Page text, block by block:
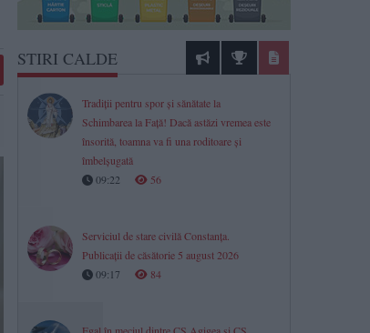
STIRI CALDE
Tradiții pentru spor și sănătate la
Schimbarea la Față! Dacă astăzi vremea este
însorită, toamna va fi una roditoare și
îmbelșugată
09:22
56
Serviciul de stare civilă Constanţa.
Publicaţii de căsătorie 5 august 2026
09:17
84